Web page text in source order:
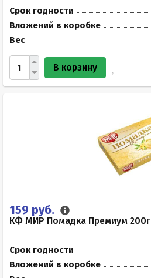
Срок годности
Вложений в коробке
Вес
В корзину
159 руб.
КФ МИР Помадка Премиум 200г
Срок годности
Вложений в коробке